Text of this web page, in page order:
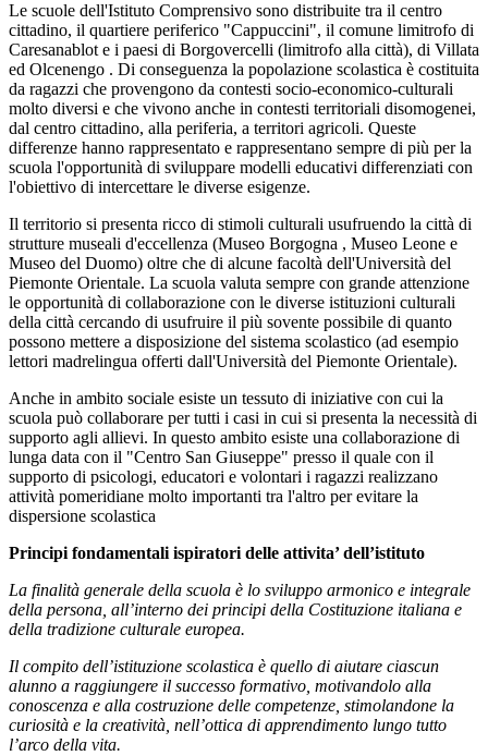
Le scuole dell'Istituto Comprensivo sono distribuite tra il centro
cittadino, il quartiere periferico "Cappuccini", il comune limitrofo di
Caresanablot e i paesi di Borgovercelli (limitrofo alla città), di Villata
ed Olcenengo . Di conseguenza la popolazione scolastica è costituita
da ragazzi che provengono da contesti socio-economico-culturali
molto diversi e che vivono anche in contesti territoriali disomogenei,
dal centro cittadino, alla periferia, a territori agricoli. Queste
differenze hanno rappresentato e rappresentano sempre di più per la
scuola l'opportunità di sviluppare modelli educativi differenziati con
l'obiettivo di intercettare le diverse esigenze.
Il territorio si presenta ricco di stimoli culturali usufruendo la città di
strutture museali d'eccellenza (Museo Borgogna , Museo Leone e
Museo del Duomo) oltre che di alcune facoltà dell'Università del
Piemonte Orientale. La scuola valuta sempre con grande attenzione
le opportunità di collaborazione con le diverse istituzioni culturali
della città cercando di usufruire il più sovente possibile di quanto
possono mettere a disposizione del sistema scolastico (ad esempio
lettori madrelingua offerti dall'Università del Piemonte Orientale).
Anche in ambito sociale esiste un tessuto di iniziative con cui la
scuola può collaborare per tutti i casi in cui si presenta la necessità di
supporto agli allievi. In questo ambito esiste una collaborazione di
lunga data con il "Centro San Giuseppe" presso il quale con il
supporto di psicologi, educatori e volontari i ragazzi realizzano
attività pomeridiane molto importanti tra l'altro per evitare la
dispersione scolastica
Principi fondamentali ispiratori delle attivita’ dell’istituto
La finalità generale della scuola è lo sviluppo armonico e integrale
della persona, all’interno dei principi della Costituzione italiana e
della tradizione culturale europea.
Il compito dell’istituzione scolastica è quello di aiutare ciascun
alunno a raggiungere il successo formativo, motivandolo alla
conoscenza e alla costruzione delle competenze, stimolandone la
curiosità e la creatività, nell’ottica di apprendimento lungo tutto
l’arco della vita.